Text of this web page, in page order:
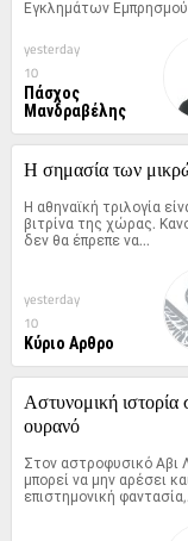
Εγκλημάτων
yesterday
10
Πάσχος
Μανδραβέλης
Η σημασία των
Η αθηναϊκή τριλογία
βιτρίνα της χώρας.
δεν θα έπρεπε να...
yesterday
10
Κύριο Αρθρο
Αστυνομική ιστορία
ουρανό
Στον αστροφυσικό Αβι
μπορεί να μην αρέσει
επιστημονική